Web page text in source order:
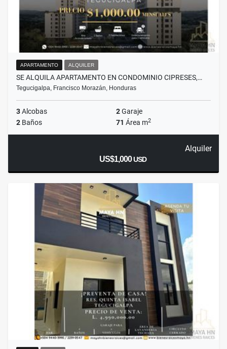
APARTAMENTO ALQUILER
SE ALQUILA APARTAMENTO EN CONDOMINIO CIPRESES,…
Tegucigalpa, Francisco Morazán, Honduras
3Alcobas 2Garaje
2 Baños 71 Área m2
Alquiler
US$1,000USD